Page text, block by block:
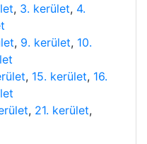
, 3. kerület, 4.
, 9. kerület, 10.
, 15. kerület, 16.
, 21. kerület,